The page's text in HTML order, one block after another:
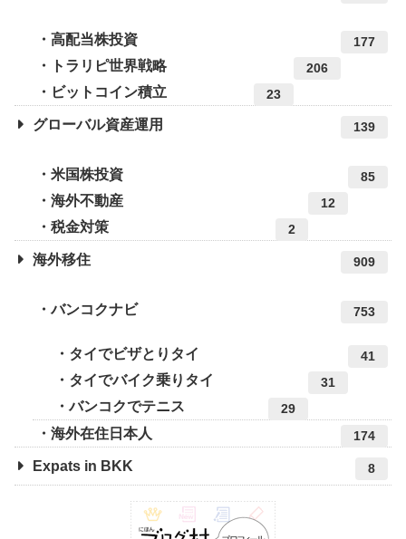
高配当株投資 177
トラリピ世界戦略 206
ビットコイン積立 23
グローバル資産運用 139
米国株投資 85
海外不動産 12
税金対策 2
海外移住 909
バンコクナビ 753
タイでビザとりタイ 41
タイでバイク乗りタイ 31
バンコクでテニス 29
海外在住日本人 174
Expats in BKK 8